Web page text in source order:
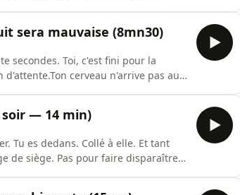
sera mauvaise (8mn30)
secondes. Toi, c'est fini pour la
cerveau n'arrive pas au
soir — 14 min)
Tu es dedans. Collé à elle. Et tant
de siège. Pas pour faire disparaître